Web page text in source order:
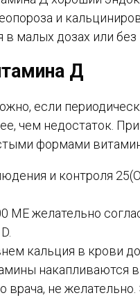
и
в малых дозах или
Д
если
чем недостаток.
формами
и контроля
желательно
кальция в крови
накапливаются в
врача, не